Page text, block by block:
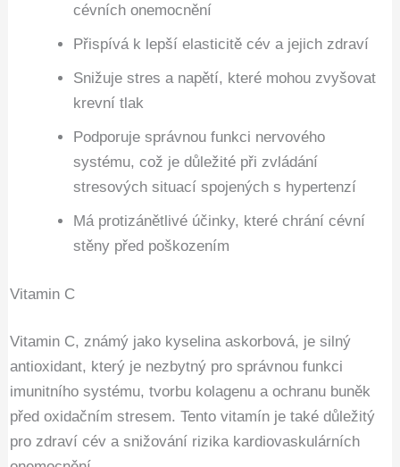
cévních onemocnění
Přispívá k lepší elasticitě cév a jejich zdraví
Snižuje stres a napětí, které mohou zvyšovat
krevní tlak
Podporuje správnou funkci nervového
systému, což je důležité při zvládání
stresových situací spojených s hypertenzí
Má protizánětlivé účinky, které chrání cévní
stěny před poškozením
Vitamin C
Vitamin C, známý jako kyselina askorbová, je silný
antioxidant, který je nezbytný pro správnou funkci
imunitního systému, tvorbu kolagenu a ochranu buněk
před oxidačním stresem. Tento vitamín je také důležitý
pro zdraví cév a snižování rizika kardiovaskulárních